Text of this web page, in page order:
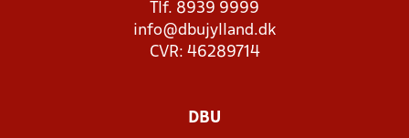
Tlf. 8939 9999
info@dbujylland.dk
CVR: 46289714
DBU